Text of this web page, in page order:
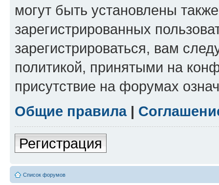
могут быть установлены
зарегистрированных
зарегистрироваться, вам
политикой, принятыми на
присутствие на форумах
Общие правила|
Регистрация
Список форумов